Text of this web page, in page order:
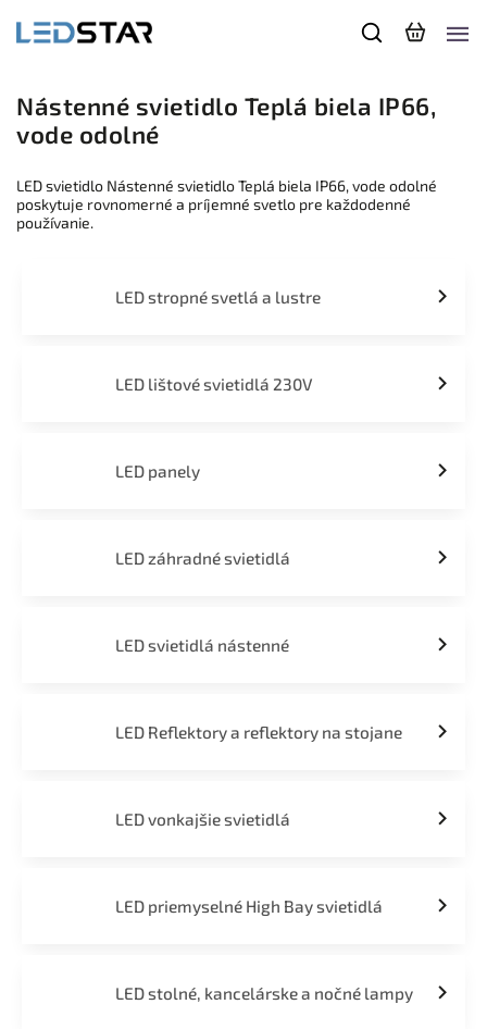
Nástenné svietidlo Teplá biela IP66,
vode odolné
LED svietidlo Nástenné svietidlo Teplá biela IP66, vode odolné
poskytuje rovnomerné a príjemné svetlo pre každodenné
používanie.
LED stropné svetlá a lustre
LED lištové svietidlá 230V
LED panely
LED záhradné svietidlá
LED svietidlá nástenné
LED Reflektory a reflektory na stojane
LED vonkajšie svietidlá
LED priemyselné High Bay svietidlá
LED stolné, kancelárske a nočné lampy